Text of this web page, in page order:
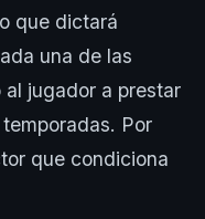
que dictará
una de las
jugador a prestar
Por
que condiciona